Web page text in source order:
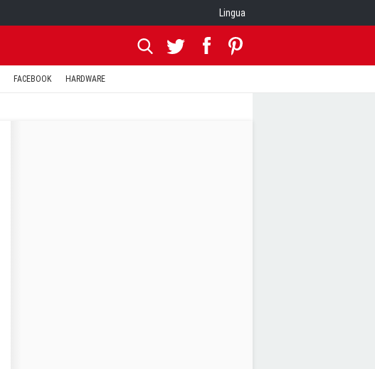
Lingua
FACEBOOK HARDWARE